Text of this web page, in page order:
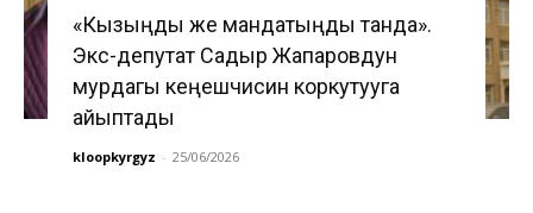
«Кызыңды же мандатыңды танда».
Экс-депутат Садыр Жапаровдун
мурдагы кеңешчисин коркутууга
айыптады
kloopkyrgyz - 25/06/2026